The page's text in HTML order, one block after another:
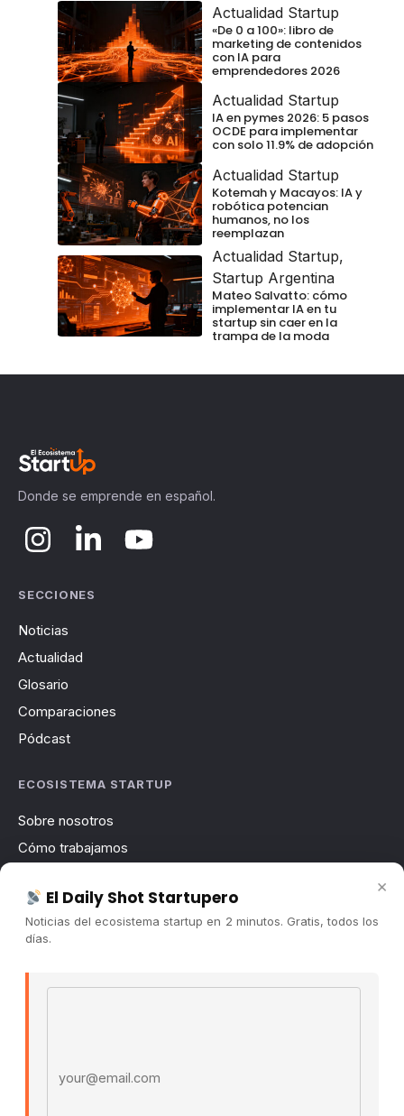
Actualidad Startup
«De 0 a 100»: libro de
marketing de contenidos
con IA para
emprendedores 2026
Actualidad Startup
IA en pymes 2026: 5 pasos
OCDE para implementar
con solo 11.9% de adopción
Actualidad Startup
Kotemah y Macayos: IA y
robótica potencian
humanos, no los
reemplazan
Actualidad Startup,
Startup Argentina
Mateo Salvatto: cómo
implementar IA en tu
startup sin caer en la
trampa de la moda
Donde se emprende en español.
SECCIONES
Noticias
Actualidad
Glosario
Comparaciones
Pódcast
ECOSISTEMA STARTUP
Sobre nosotros
Cómo trabajamos
Contacto
Publicidad
Es La Hora de Aprender ↗
×
El Daily Shot Startupero
Noticias del ecosistema startup en 2 minutos. Gratis, todos los
días.